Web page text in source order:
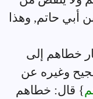
أبي حاتم, وهذا
خطاهم إلى
وغيره عن
} قال: خطاهم